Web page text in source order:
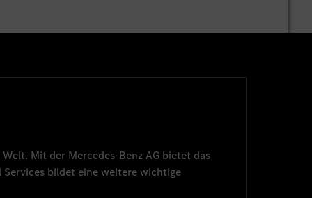
Mit der Mercedes-Benz AG bietet das
Services bildet eine weitere wichtige